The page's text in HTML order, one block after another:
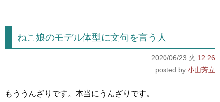
ねこ娘のモデル体型に文句を言う人
2020/06/23 火 12:26
小山芳立
もううんざりです。本当にうんざりです。